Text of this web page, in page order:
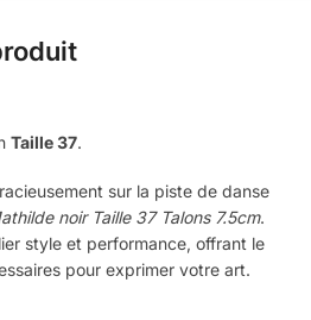
Taille 37.
sur la piste de danse
noir Taille 37 Talons 7.5cm.
style et performance, offrant le
pour exprimer votre art.